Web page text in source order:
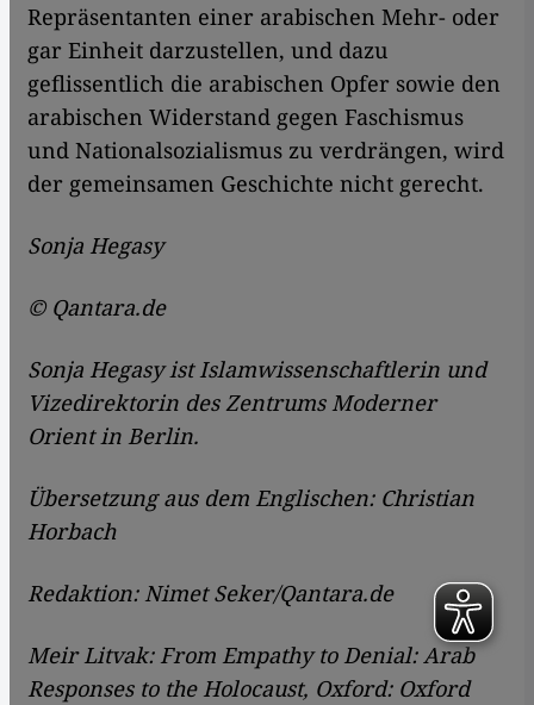
Repräsentanten einer arabischen Mehr- oder
gar Einheit darzustellen, und dazu
geflissentlich die arabischen Opfer sowie den
arabischen Widerstand gegen Faschismus
und Nationalsozialismus zu verdrängen, wird
der gemeinsamen Geschichte nicht gerecht.
Sonja Hegasy
© Qantara.de
Sonja Hegasy ist Islamwissenschaftlerin und
Vizedirektorin des Zentrums Moderner
Orient in Berlin.
Übersetzung aus dem Englischen: Christian
Horbach
Redaktion: Nimet Seker/Qantara.de
Meir Litvak: From Empathy to Denial: Arab
Responses to the Holocaust, Oxford: Oxford